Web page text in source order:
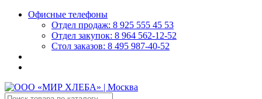
Офисные телефоны
Отдел продаж: 8 925 555 45 53
Отдел закупок: 8 964 562-12-52
Стол заказов: 8 495 987-40-52